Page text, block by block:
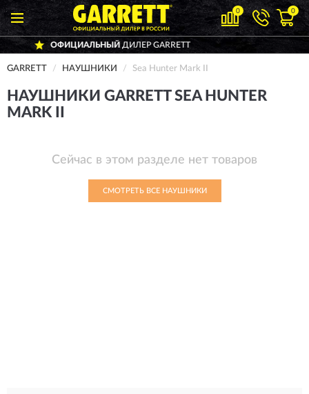
0 0
ДИЛЕР GARRETT
GARRETT НАУШНИКИ Sea Hunter Mark II
НАУШНИКИ GARRETT SEA HUNTER
MARK II
Сейчас в этом разделе нет товаров
СМОТРЕТЬ ВСЕ НАУШНИКИ